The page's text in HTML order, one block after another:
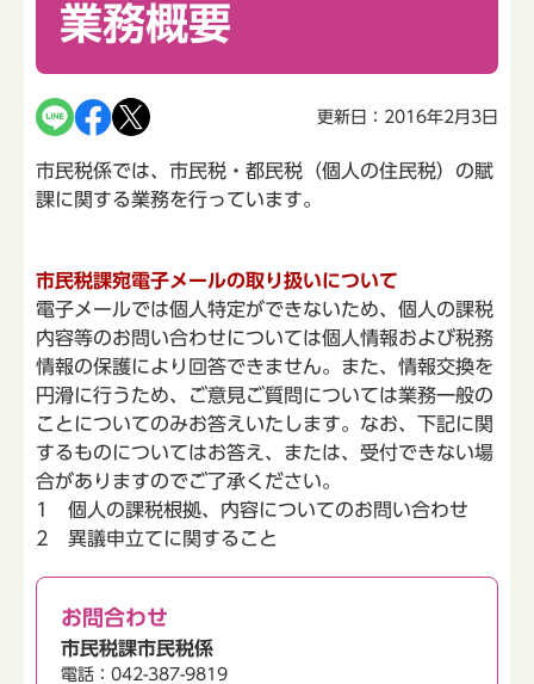
業務概要
更新日：2016年2月3日
市民税係では、市民税・都民税（個人の住民税）の賦
課に関する業務を行っています。
市民税課宛電子メールの取り扱いについて
電子メールでは個人特定ができないため、個人の課税
内容等のお問い合わせについては個人情報および税務
情報の保護により回答できません。また、情報交換を
円滑に行うため、ご意見ご質問については業務一般の
ことについてのみお答えいたします。なお、下記に関
するものについてはお答え、または、受付できない場
合がありますのでご了承ください。
1 個人の課税根拠、内容についてのお問い合わせ
2 異議申立てに関すること
お問合わせ
市民税課市民税係
電話：042-387-9819